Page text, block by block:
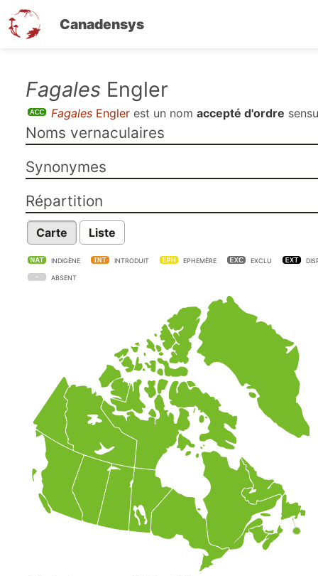
Canadensys
contenu
principal
Fagales Engler
Fagales Engler est un nom accepté d'ordre
Noms vernaculaires
Synonymes
Répartition
Carte Liste
INDIGÈNE INTRODUIT EPHEMÈRE EXCLU
ABSENT